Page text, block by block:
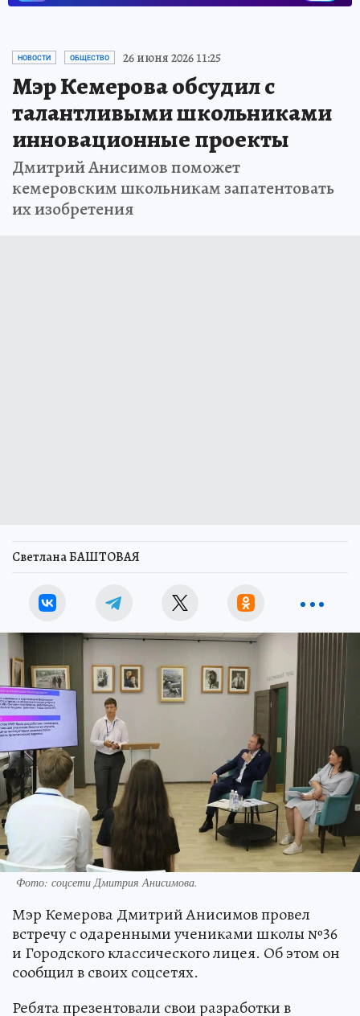
НОВОСТИ ОБЩЕСТВО 26 июня 2026 11:25
Мэр Кемерова обсудил с
талантливыми школьниками
инновационные проекты
Дмитрий Анисимов поможет
кемеровским школьникам запатентовать
их изобретения
Светлана БАШТОВАЯ
Фото: соцсети Дмитрия Анисимова.
Мэр Кемерова Дмитрий Анисимов провел
встречу с одаренными учениками школы №36
и Городского классического лицея. Об этом он
сообщил в своих соцсетях.
Ребята презентовали свои разработки в